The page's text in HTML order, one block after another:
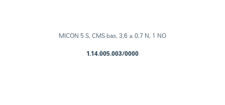
MICON 5 S, CMS bas, 3,6 ± 0,7 N, 1 NO
1.14.005.003/0000